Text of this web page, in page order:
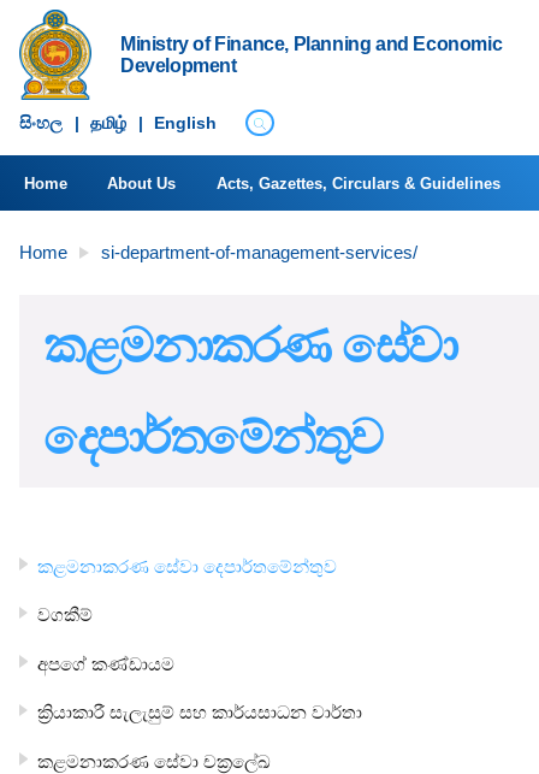
Ministry of Finance, Planning and Economic
Development
සිංහ​ල | தமிழ் | English
Home About Us Acts, Gazettes, Circulars & Guidelines
Home si-department-of-management-services/
කළමනාකරණ සේවා
දෙපාර්තමේන්තුව
කළමනාකරණ සේවා දෙපාර්තමේන්තුව
වගකීම්
අපගේ කණ්ඩායම
ක්‍රියාකාරී සැලැසුම් සහ කාර්යසාධන වාර්තා
කළමනාකරණ සේවා චක්‍රලේඛ